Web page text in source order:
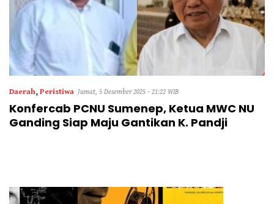
Daerah, Peristiwa Jumat, 5 Desember 2025 - 21:22 WIB
Konfercab PCNU Sumenep, Ketua MWC NU
Ganding Siap Maju Gantikan K. Pandji